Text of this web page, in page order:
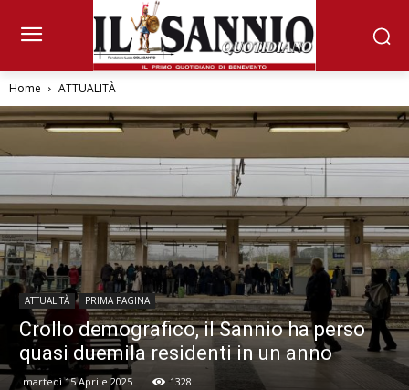
Home ATTUALITÀ
ATTUALITÀ PRIMA PAGINA
Crollo demografico, il Sannio ha perso
quasi duemila residenti in un anno
martedì 15 Aprile 2025 1328